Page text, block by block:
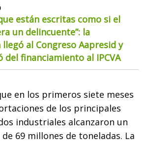
están escritas como si el
un delincuente”: la
al Congreso Aapresid y
del financiamiento al IPCVA
en los primeros siete meses
de los principales
industriales alcanzaron un
69 millones de toneladas. La